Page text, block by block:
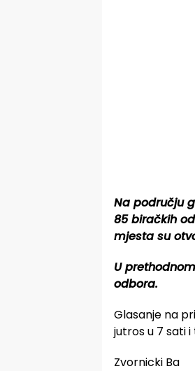
Na području
85 biračkih
mjesta su
U
odbora.
Glasanje na
jutros u 7 sati
Zvornicki Ba